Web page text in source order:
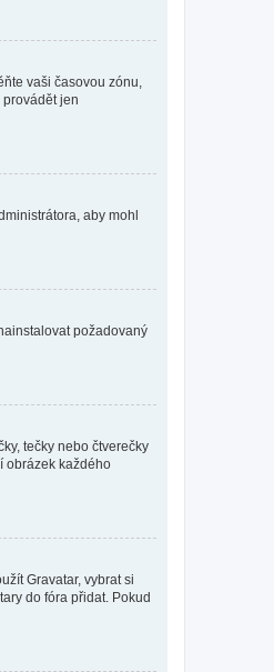
vaši časovou zónu,
jen
aby mohl
požadovaný
tečky nebo čtverečky
obrázek každého
Gravatar, vybrat si
do fóra přidat. Pokud